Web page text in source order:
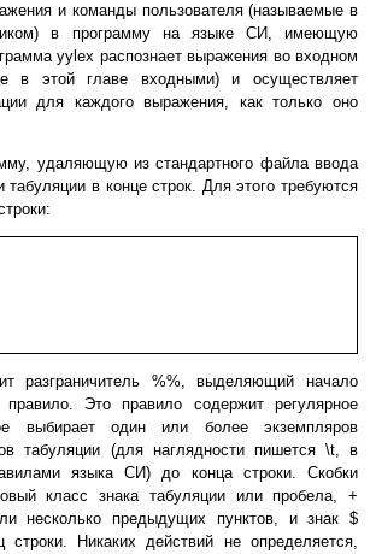
и команды пользователя (называемые в
в программу на языке СИ, имеющую
yylex распознает выражения во входном
в этой главе входными) и осуществляет
для каждого выражения, как только оно
удаляющую из стандартного файла ввода
табуляции в конце строк. Для этого требуются
разграничитель %%, выделяющий начало
Это правило содержит регулярное
выбирает один или более экземпляров
табуляции (для наглядности пишется \t, в
языка СИ) до конца строки. Скобки
класс знака табуляции или пробела, +
несколько предыдущих пунктов, и знак $
строки. Никаких действий не определяется,